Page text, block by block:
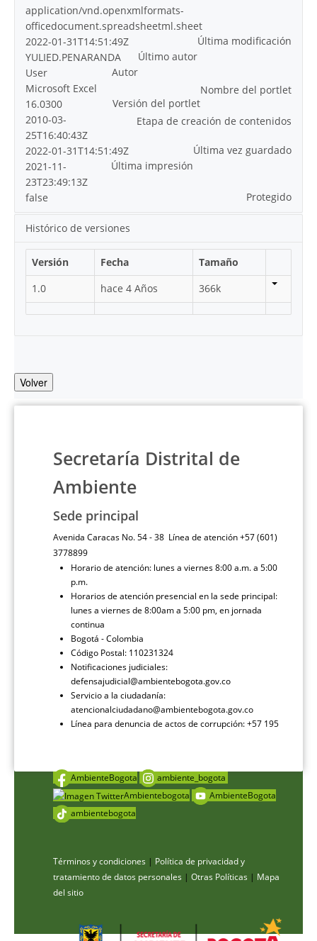
application/vnd.openxmlformats-
officedocument.spreadsheetml.sheet
Última modificación
2022-01-31T14:51:49Z
Último autor
YULIED.PENARANDA
Autor
User
Nombre del portlet
Microsoft Excel
Versión del portlet
16.0300
Etapa de creación de contenidos
2010-03-
25T16:40:43Z
Última vez guardado
2022-01-31T14:51:49Z
Última impresión
2021-11-
23T23:49:13Z
Protegido
false
Histórico de versiones
Versión Fecha
Tamaño
1.0
hace 4 Años 366k
Volver
Secretaría Distrital de
Ambiente
Sede principal
Avenida Caracas No. 54 - 38 Línea de atención +57 (601)
3778899
Horario de atención: lunes a viernes 8:00 a.m. a 5:00
p.m.
Horarios de atención presencial en la sede principal:
lunes a viernes de 8:00am a 5:00 pm, en jornada
continua
Bogotá - Colombia
Código Postal: 110231324
Notificaciones judiciales:
defensajudicial@ambientebogota.gov.co
Servicio a la ciudadanía:
atencionalciudadano@ambientebogota.gov.co
Línea para denuncia de actos de corrupción: +57 195
AmbienteBogota
ambiente_bogota
Ambientebogota
AmbienteBogota
ambientebogota
Términos y condiciones | Política de privacidad y
tratamiento de datos personales | Otras Políticas | Mapa
del sitio